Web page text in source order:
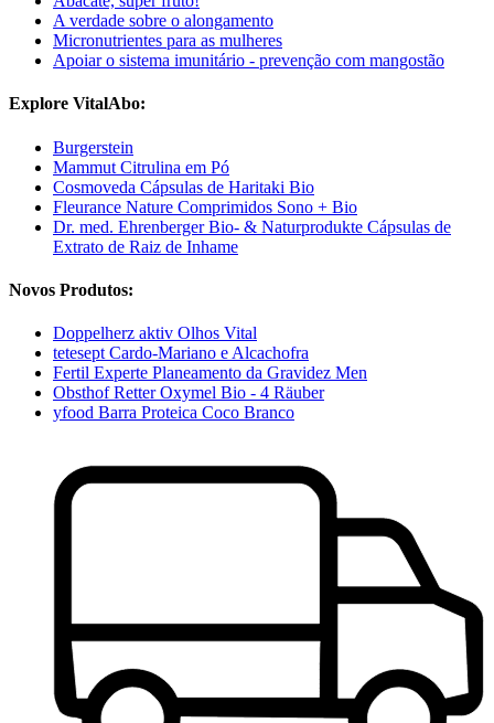
A verdade sobre o alongamento
Micronutrientes para as mulheres
Apoiar o sistema imunitário - prevenção com mangostão
Explore VitalAbo:
Burgerstein
Mammut Citrulina em Pó
Cosmoveda Cápsulas de Haritaki Bio
Fleurance Nature Comprimidos Sono + Bio
Dr. med. Ehrenberger Bio- & Naturprodukte Cápsulas de
Extrato de Raiz de Inhame
Novos Produtos:
Doppelherz aktiv Olhos Vital
tetesept Cardo-Mariano e Alcachofra
Fertil Experte Planeamento da Gravidez Men
Obsthof Retter Oxymel Bio - 4 Räuber
yfood Barra Proteica Coco Branco